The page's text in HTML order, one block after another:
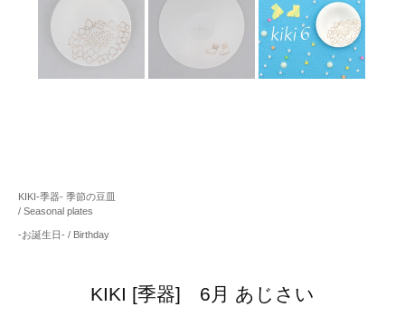
KIKI-季器- 季節の豆皿
/ Seasonal plates
-お誕生日- / Birthday
KIKI [季器] 6月 あじさい